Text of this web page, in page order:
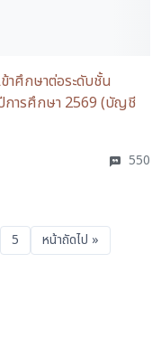
าศึกษาต่อระดับชั้น
การศึกษา 2569 (บัญชี
550
5 หน้าถัดไป »